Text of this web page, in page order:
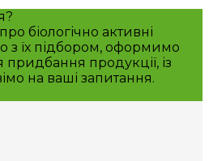
біологічно активні
їх підбором, оформимо
продукції, із
на ваші запитання.